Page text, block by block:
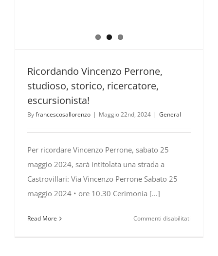
Ricordando Vincenzo Perrone,
studioso, storico, ricercatore,
escursionista!
Byfrancescosallorenzo | Maggio 22nd, 2024 | General
Per ricordare Vincenzo Perrone, sabato 25
maggio 2024, sarà intitolata una strada a
Castrovillari: Via Vincenzo Perrone Sabato 25
maggio 2024 • ore 10.30 Cerimonia [...]
Read More Commenti disabilitati